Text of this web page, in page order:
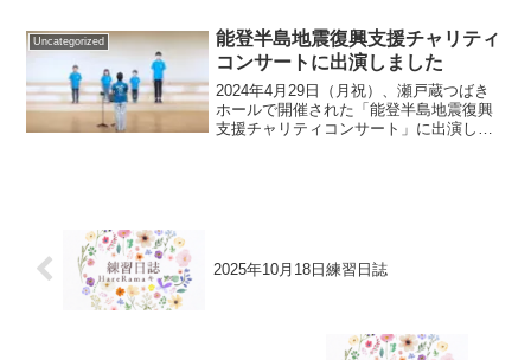
が、子どもたちはどんどん曲を覚えてい
ってくれると思...
Uncategorized
能登半島地震復興支援チャリティ
コンサートに出演しました
2024年4月29日（月祝）、瀬戸蔵つばき
ホールで開催された「能登半島地震復興
支援チャリティコンサート」に出演しま
2025年10月18日練習日誌